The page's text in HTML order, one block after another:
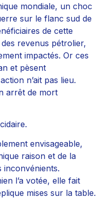
mondiale, un choc
sur le flanc sud de
de cette
revenus pétrolier,
impactés. Or ces
et pèsent
n’ait pas lieu.
arrêt de mort
envisageable,
raison et de la
inconvénients.
l’a votée, elle fait
mises sur la table.